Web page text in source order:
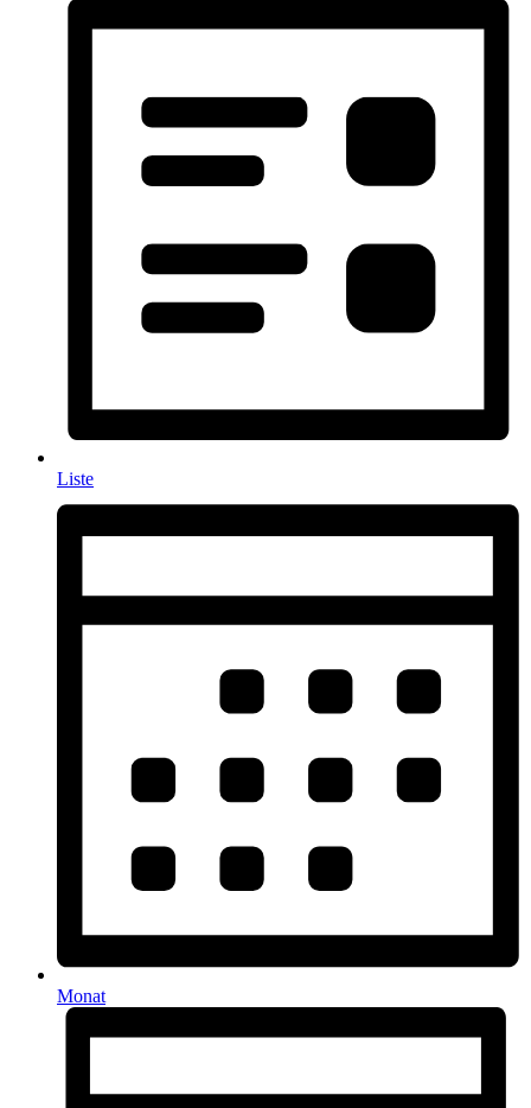
Liste
Monat